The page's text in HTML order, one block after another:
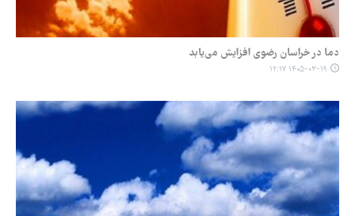
دما در خراسان رضوی افزایش می‌یابد
۱۴۰۵-۰۳-۱۹ ۱۲:۱۷